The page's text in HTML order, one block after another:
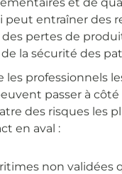
peut entraîner des
pertes de
la sécurité des
les professionnels
passer à côté
des risques les
en aval :
non validées